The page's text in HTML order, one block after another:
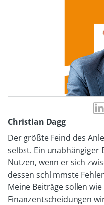
Christian Dagg
Der größte Feind des
selbst. Ein
Nutzen, wenn er sich
dessen schlimmste
Meine Beiträge sollen
Finanzentscheidungen